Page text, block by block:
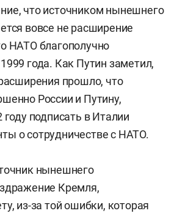
что источником нынешнего
вовсе не расширение
НАТО благополучно
года. Как Путин заметил,
прошло, что
России и Путину,
подписать в Италии
о сотрудничестве с НАТО.
нынешнего
Кремля,
из-за той ошибки, которая